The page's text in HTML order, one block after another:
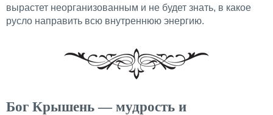
вырастет неорганизованным и не будет знать, в какое
русло направить всю внутреннюю энергию.
Бог Крышень — мудрость и